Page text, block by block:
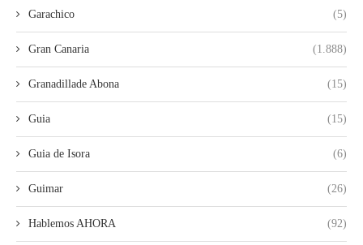
Garachico (5)
Gran Canaria (1.888)
Granadillade Abona (15)
Guia (15)
Guia de Isora (6)
Guimar (26)
Hablemos AHORA (92)